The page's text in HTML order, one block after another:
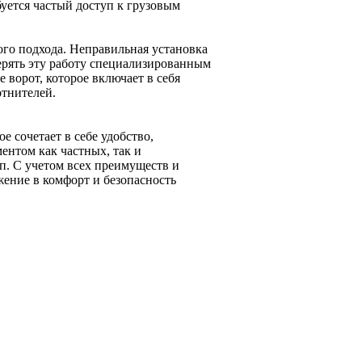
частый доступ к грузовым
подхода. Неправильная установка
эту работу специализированным
которое включает в себя
сочетает в себе удобство,
как частных, так и
С учетом всех преимуществ и
в комфорт и безопасность